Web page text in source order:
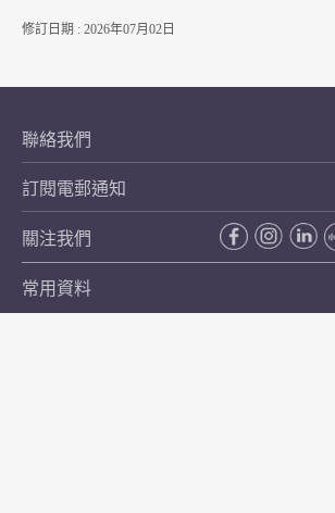
修訂日期 : 2026年07月02日
聯絡我們
訂閱電郵通知
關注我們
常用資料